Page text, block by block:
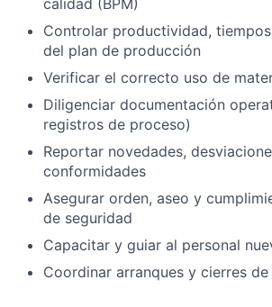
Controlar productividad,
del plan de producción
Verificar el correcto uso de
Diligenciar documentación
registros de proceso)
Reportar novedades,
conformidades
Asegurar orden, aseo y
de seguridad
Capacitar y guiar al personal
Coordinar arranques y cierres